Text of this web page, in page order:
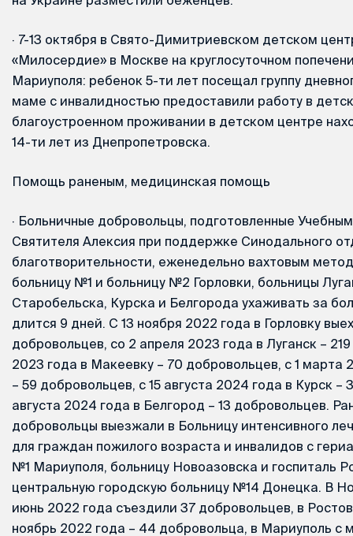
· 7-13 октября в Свято-Димитриевском детском
«Милосердие» в Москве на круглосуточном
Мариуполя: ребенок 5-ти лет посещал группу
маме с инвалидностью предоставили работу в
благоустроенном проживании в детском центре
14-ти лет из Днепропетровска.
Помощь раненым, медицинская помощь
· Больничные добровольцы, подготовленные
Святителя Алексия при поддержке Синодального
благотворительности, еженедельно вахтовым
больницу №1 и больницу №2 Горловки, больницы
Старобельска, Курска и Белгорода ухаживать за
длится 9 дней. С 13 ноября 2022 года в Горловку
добровольцев, со 2 апреля 2023 года в Луганск –
2023 года в Макеевку – 70 добровольцев, с 1 марта
– 59 добровольцев, с 15 августа 2024 года в Курск –
августа 2024 года в Белгород – 13 добровольцев.
добровольцы выезжали в Больницу интенсивного
для граждан пожилого возраста и инвалидов с
№1 Мариуполя, больницу Новоазовска и госпиталь
центральную городскую больницу №14 Донецка. В
июнь 2022 года съездили 37 добровольцев, в
ноябрь 2022 года – 44 добровольца, в Мариуполь с